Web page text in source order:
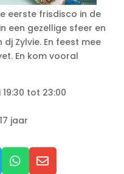
eerste frisdisco in de
een gezellige sfeer en
Zylvie. En feest mee
En kom vooral
tot 23:00
jaar
 